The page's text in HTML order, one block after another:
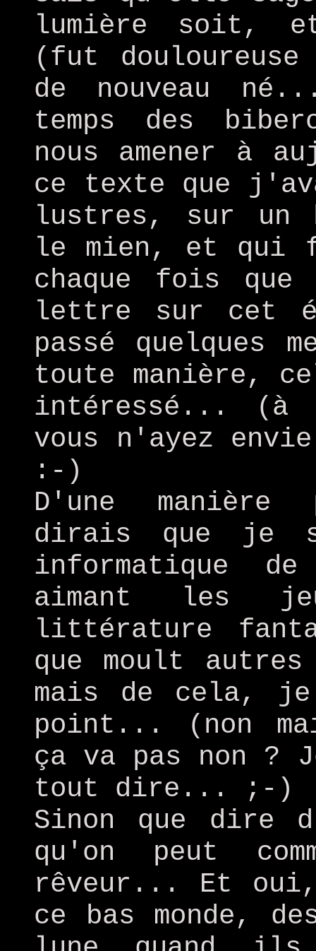
lumière soit,
(fut douloureuse
de nouveau
temps des
nous amener à
ce texte que
lustres, sur un
le mien, et qui
chaque fois
lettre sur cet
passé quelques
toute manière,
intéressé... (à
vous n'ayez
:-)
D'une
dirais que je
informatique
aimant les
littérature
que moult
mais de cela,
point... (non
ça va pas non ?
tout dire... ;-)
Sinon que dire
qu'on peut
rêveur... Et
ce bas monde,